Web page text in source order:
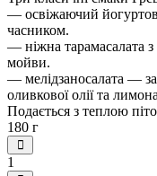
— освіжаючий
часником.
— ніжна тарамасалата з
мойви.
— мелідзаносалата —
оливкової олії та
Подається з теплою
180 г
1